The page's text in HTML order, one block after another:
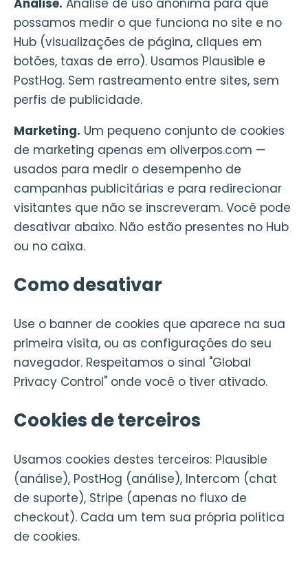
possamos medir o que funciona no site e no
Hub (visualizações de página, cliques em
botões, taxas de erro). Usamos Plausible e
PostHog. Sem rastreamento entre sites, sem
perfis de publicidade.
Marketing. Um pequeno conjunto de cookies
de marketing apenas em oliverpos.com —
usados para medir o desempenho de
campanhas publicitárias e para redirecionar
visitantes que não se inscreveram. Você pode
desativar abaixo. Não estão presentes no Hub
ou no caixa.
Como desativar
Use o banner de cookies que aparece na sua
primeira visita, ou as configurações do seu
navegador. Respeitamos o sinal "Global
Privacy Control" onde você o tiver ativado.
Cookies de terceiros
Usamos cookies destes terceiros: Plausible
(análise), PostHog (análise), Intercom (chat
de suporte), Stripe (apenas no fluxo de
checkout). Cada um tem sua própria política
de cookies.